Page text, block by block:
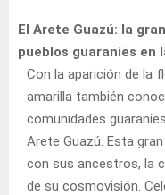
El Arete Guazú: la
pueblos guaraníes en
Con la aparición de la
amarilla también
comunidades
Arete Guazú. Esta
con sus ancestros, la
de su cosmovisión.